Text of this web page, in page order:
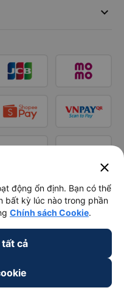
keyboard_arrow_down
close
động ổn định. Bạn có thể
bất kỳ lúc nào trong phần
Chính sách Cookie.
cả